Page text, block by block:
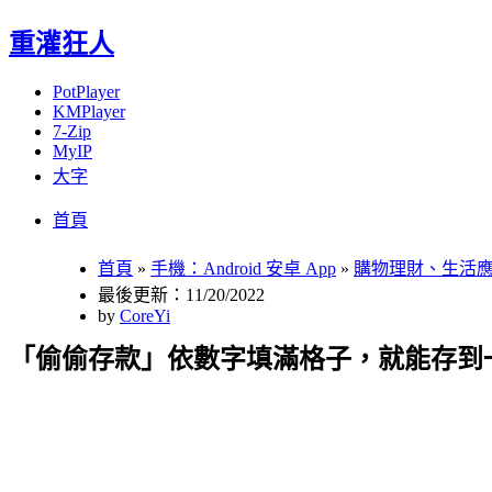
重灌狂人
PotPlayer
KMPlayer
7-Zip
MyIP
大字
首頁
首頁 » 手機：Android 安卓 App » 購物理財、生活
最後更新：11/20/2022
by CoreYi
「偷偷存款」依數字填滿格子，就能存到